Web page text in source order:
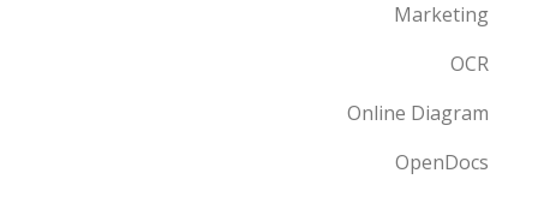
Marketing
OCR
Online Diagram
OpenDocs